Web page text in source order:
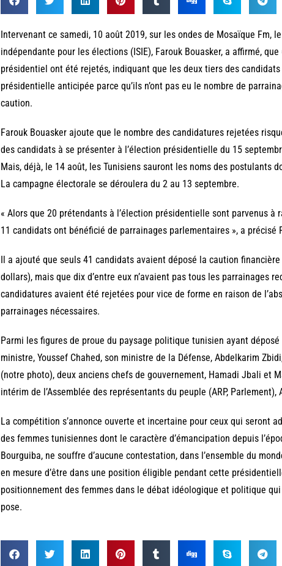
Intervenant ce samedi, 10 août 2019, sur les ondes de Mosaïque Fm,
indépendante pour les élections (ISIE), Farouk Bouasker, a affirmé,
présidentiel ont été rejetés, indiquant que les deux tiers des
présidentielle anticipée parce qu’ils n’ont pas eu le nombre de
caution.
Farouk Bouasker ajoute que le nombre des candidatures rejetées
des candidats à se présenter à l’élection présidentielle du 15
Mais, déjà, le 14 août, les Tunisiens sauront les noms des postulants
La campagne électorale se déroulera du 2 au 13 septembre.
« Alors que 20 prétendants à l’élection présidentielle sont parvenus à
11 candidats ont bénéficié de parrainages parlementaires », a précisé
Il a ajouté que seuls 41 candidats avaient déposé la caution
dollars), mais que dix d’entre eux n’avaient pas tous les parrainages
candidatures avaient été rejetées pour vice de forme en raison de
parrainages nécessaires.
Parmi les figures de proue du paysage politique tunisien ayant
ministre, Youssef Chahed, son ministre de la Défense, Abdelkarim
(notre photo), deux anciens chefs de gouvernement, Hamadi Jbali et
intérim de l’Assemblée des représentants du peuple (ARP,
La compétition s’annonce ouverte et incertaine pour ceux qui seront
des femmes tunisiennes dont le caractère d’émancipation depuis
Bourguiba, ne souffre d’aucune contestation, dans l’ensemble du
en mesure d’être dans une position éligible pendant cette
positionnement des femmes dans le débat idéologique et politique
pose.